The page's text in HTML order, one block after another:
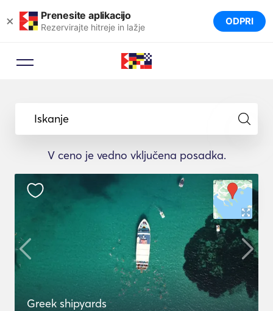
× Prenesite aplikacijo
Rezervirajte hitreje in lažje ODPRI
Iskanje
V ceno je vedno vključena posadka.
Greek shipyards